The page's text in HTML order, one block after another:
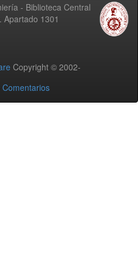
- Biblioteca Central
Apartado 1301
Copyright © 2002-
Comentarios